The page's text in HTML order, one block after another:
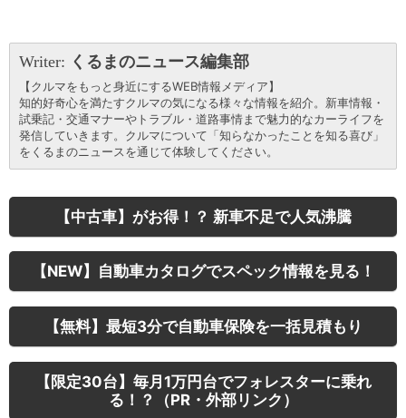
Writer: くるまのニュース編集部
【クルマをもっと身近にするWEB情報メディア】
知的好奇心を満たすクルマの気になる様々な情報を紹介。新車情報・
試乗記・交通マナーやトラブル・道路事情まで魅力的なカーライフを
発信していきます。クルマについて「知らなかったことを知る喜び」
をくるまのニュースを通じて体験してください。
【中古車】がお得！？ 新車不足で人気沸騰
【NEW】自動車カタログでスペック情報を見る！
【無料】最短3分で自動車保険を一括見積もり
【限定30台】毎月1万円台でフォレスターに乗れ
る！？（PR・外部リンク）